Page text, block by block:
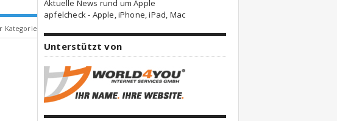
Kategorie
Aktuelle News rund um Apple
apfelcheck - Apple, iPhone, iPad, Mac
Unterstützt von